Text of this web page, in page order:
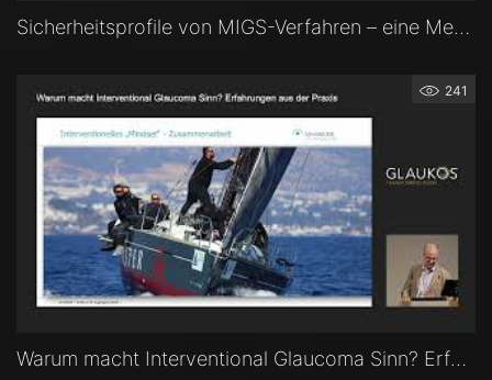
Sicherheitsprofile von MIGS-Verfahren – eine Metaanalyse zeigt die Unterschiede — Prof. Dr. Swaantje Grisanti (Lübeck)
241
Warum macht Interventional Glaucoma Sinn? Erfahrungen aus der Praxis — Dr. Andreas K. Cordes (Bonn)